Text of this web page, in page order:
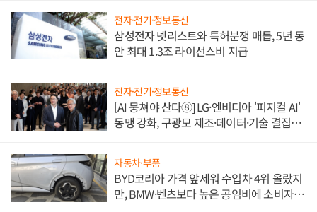
전자·전기·정보통신
삼성전자 넷리스트와 특허분쟁 매듭, 5년 동
안 최대 1.3조 라이선스비 지급
전자·전기·정보통신
[AI 뭉쳐야 산다⑧] LG·엔비디아 '피지컬 AI'
동맹 강화, 구광모 제조·데이터·기술 결집
자동차·부품
BYD코리아 가격 앞세워 수입차 4위 올랐지
만, BMW·벤츠보다 높은 공임비에 소비자